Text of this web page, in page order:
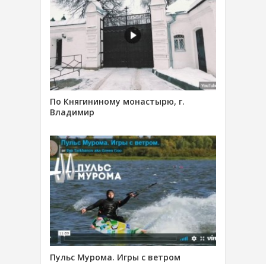
По Княгининому монастырю, г.
Владимир
Пульс Мурома. Игры с ветром